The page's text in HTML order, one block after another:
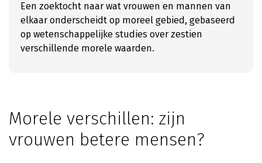
Een zoektocht naar wat vrouwen en mannen van
elkaar onderscheidt op moreel gebied, gebaseerd
op wetenschappelijke studies over zestien
verschillende morele waarden.
Morele verschillen: zijn
vrouwen betere mensen?